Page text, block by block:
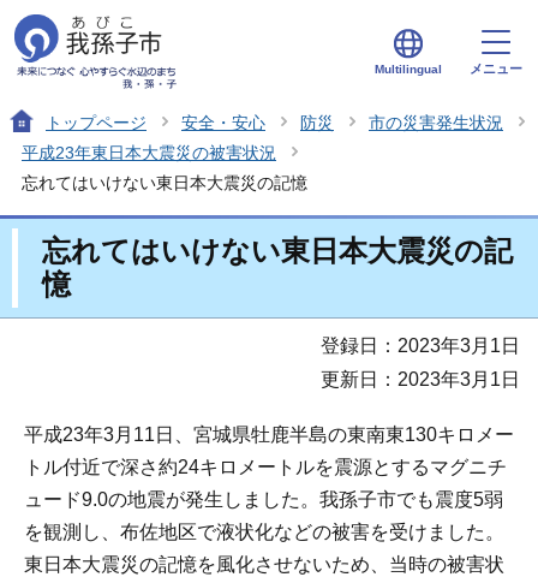
Multilingual メニュー
トップページ 安全・安心 防災
市の災害発生状況
平成23年東日本大震災の被害状況
忘れてはいけない東日本大震災の記憶
忘れてはいけない東日本大震災の記
憶
登録日：2023年3月1日
更新日：2023年3月1日
平成23年3月11日、宮城県牡鹿半島の東南東130キロメー
トル付近で深さ約24キロメートルを震源とするマグニチ
ュード9.0の地震が発生しました。我孫子市でも震度5弱
を観測し、布佐地区で液状化などの被害を受けました。
東日本大震災の記憶を風化させないため、当時の被害状